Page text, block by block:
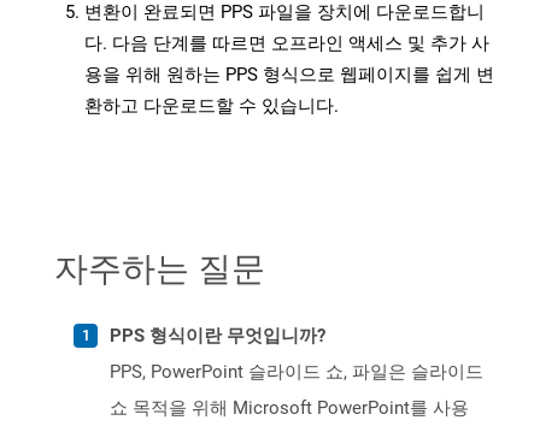
변환이 완료되면 PPS 파일을 장치에 다운로드합니
다. 다음 단계를 따르면 오프라인 액세스 및 추가 사
용을 위해 원하는 PPS 형식으로 웹페이지를 쉽게 변
환하고 다운로드할 수 있습니다.
자주하는 질문
PPS 형식이란 무엇입니까?
PPS, PowerPoint 슬라이드 쇼, 파일은 슬라이드
쇼 목적을 위해 Microsoft PowerPoint를 사용